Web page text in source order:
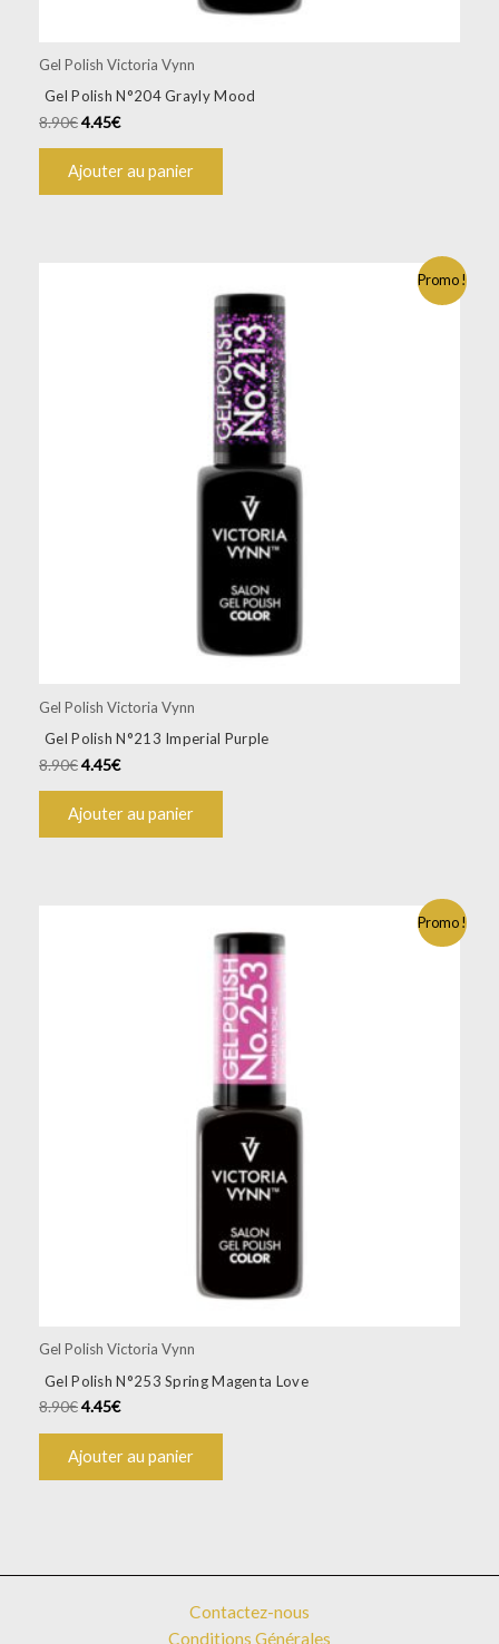
Gel Polish Victoria Vynn
Gel Polish N°204 Grayly Mood
8.90€4.45€
Ajouter au panier
Promo !
Gel Polish Victoria Vynn
Gel Polish N°213 Imperial Purple
8.90€4.45€
Ajouter au panier
Promo !
Gel Polish Victoria Vynn
Gel Polish N°253 Spring Magenta Love
8.90€4.45€
Ajouter au panier
Contactez-nous
Conditions Générales